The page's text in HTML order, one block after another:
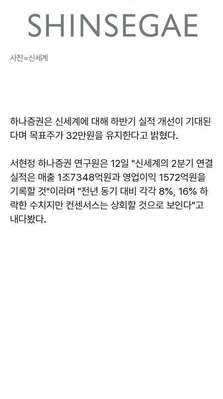
사진=신세계
하나증권은 신세계에 대해 하반기 실적 개선이 기대된
다며 목표주가 32만원을 유지한다고 밝혔다.
서현정 하나증권 연구원은 12일 "신세계의 2분기 연결
실적은 매출 1조7348억원과 영업이익 1572억원을
기록할 것"이라며 "전년 동기 대비 각각 8%, 16% 하
락한 수치지만 컨센서스는 상회할 것으로 보인다"고
내다봤다.